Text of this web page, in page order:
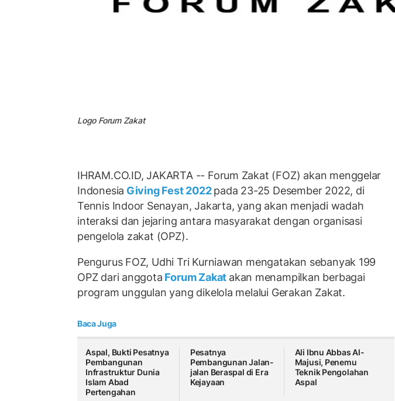
Logo Forum Zakat
IHRAM.CO.ID, JAKARTA -- Forum Zakat (FOZ) akan menggelar
Indonesia Giving Fest 2022pada 23-25 Desember 2022, di
Tennis Indoor Senayan, Jakarta, yang akan menjadi wadah
interaksi dan jejaring antara masyarakat dengan organisasi
pengelola zakat (OPZ).
Pengurus FOZ, Udhi Tri Kurniawan mengatakan sebanyak 199
OPZ dari anggota Forum Zakat akan menampilkan berbagai
program unggulan yang dikelola melalui Gerakan Zakat.
Baca Juga
Aspal, Bukti Pesatnya
Pembangunan
Infrastruktur Dunia
Islam Abad
Pertengahan
Pesatnya
Pembangunan Jalan-
jalan Beraspal di Era
Kejayaan
Ali Ibnu Abbas Al-
Majusi, Penemu
Teknik Pengolahan
Aspal